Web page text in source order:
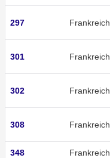
297 Frankreich
301 Frankreich
302 Frankreich
308 Frankreich
348 Frankreich